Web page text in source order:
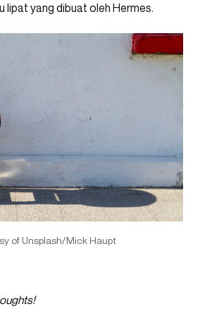
lipat yang dibuat oleh Hermes.
of Unsplash/Mick Haupt